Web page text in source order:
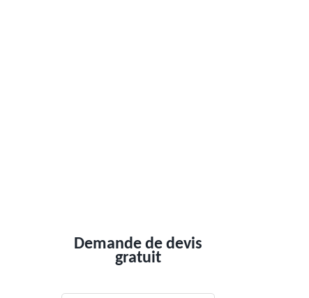
Demande de devis
gratuit